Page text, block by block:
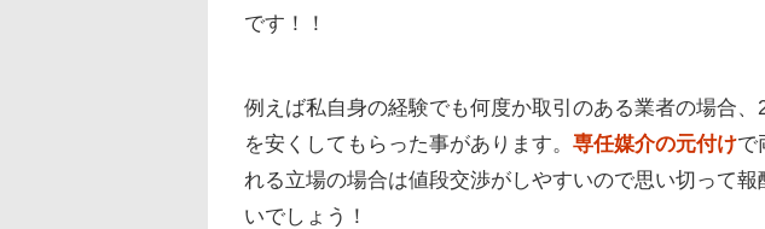
です！！
例えば私自身の経験でも何度か取引のある業者の場合
を安くしてもらった事があります。 専任媒介の元付けで
れる立場の場合は値段交渉がしやすいので思い切って報
いでしょう！